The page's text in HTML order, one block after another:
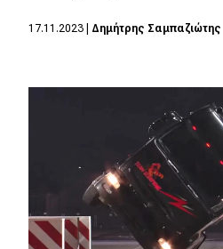
17.11.2023 Δημήτρης Σαμπαζιώτης